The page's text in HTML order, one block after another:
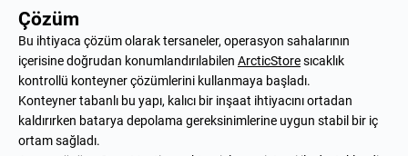
Çözüm
Bu ihtiyaca çözüm olarak tersaneler, operasyon sahalarının
içerisine doğrudan konumlandırılabilen ArcticStoresıcaklık
kontrollü konteyner çözümlerini kullanmaya başladı.
Konteyner tabanlı bu yapı, kalıcı bir inşaat ihtiyacını ortadan
kaldırırken batarya depolama gereksinimlerine uygun stabil bir iç
ortam sağladı.